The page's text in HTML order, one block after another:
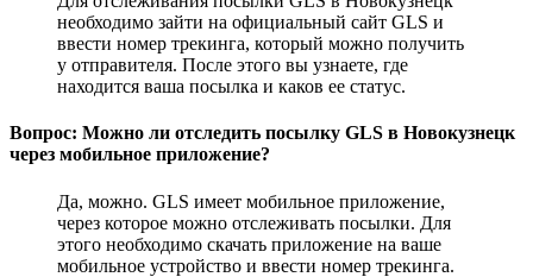
необходимо зайти на официальный сайт GLS и
ввести номер трекинга, который можно получить
у отправителя. После этого вы узнаете, где
находится ваша посылка и каков ее статус.
Вопрос: Можно ли отследить посылку GLS в Новокузнецк
через мобильное приложение?
Да, можно. GLS имеет мобильное приложение,
через которое можно отслеживать посылки. Для
этого необходимо скачать приложение на ваше
мобильное устройство и ввести номер трекинга.